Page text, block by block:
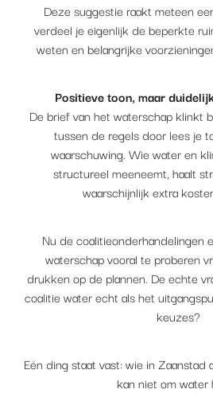
Deze suggestie raakt meteen
verdeel je eigenlijk de beperkte
weten en belangrijke
Positieve toon, maar
De brief van het waterschap klinkt
tussen de regels door lees je
waarschuwing. Wie water en
structureel meeneemt, haalt
waarschijnlijk extra
Nu de coalitieonderhandelingen
waterschap vooral te proberen
drukken op de plannen. De echte
coalitie water echt als het
keuzes?
Eén ding staat vast: wie in
kan niet om water